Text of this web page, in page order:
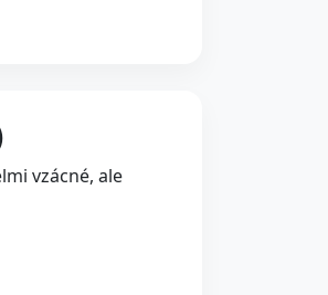
vzácné, ale